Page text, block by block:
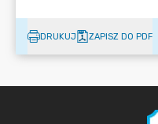
DRUKUJ ZAPISZ DO PDF